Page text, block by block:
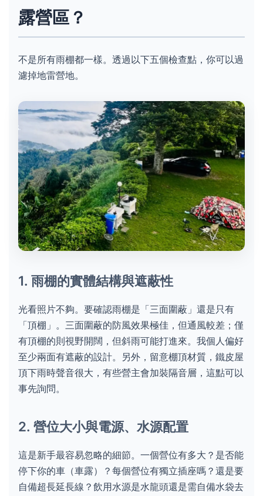
露營區？
不是所有雨棚都一樣。透過以下五個檢查點，你可以過
濾掉地雷營地。
1. 雨棚的實體結構與遮蔽性
光看照片不夠。要確認雨棚是「三面圍蔽」還是只有
「頂棚」。三面圍蔽的防風效果極佳，但通風較差；僅
有頂棚的則視野開闊，但斜雨可能打進來。我個人偏好
至少兩面有遮蔽的設計。另外，留意棚頂材質，鐵皮屋
頂下雨時聲音很大，有些營主會加裝隔音層，這點可以
事先詢問。
2. 營位大小與電源、水源配置
這是新手最容易忽略的細節。一個營位有多大？是否能
停下你的車（車露）？每個營位有獨立插座嗎？還是要
自備超長延長線？飲用水源是水龍頭還是需自備水袋去